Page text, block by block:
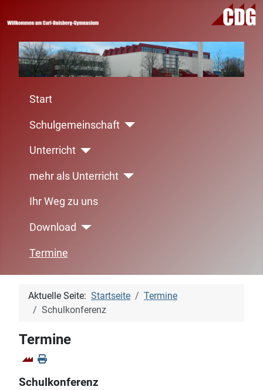
Start
Schulgemeinschaft
Unterricht
mehr als Unterricht
Ihr Weg zu uns
Download
Termine
Aktuelle Seite: Startseite
Termine
Schulkonferenz
Termine
Schulkonferenz